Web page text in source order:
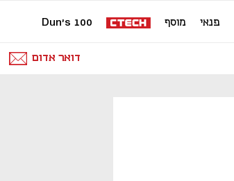
פנאי מוסף Dun's 100
דואר אדום